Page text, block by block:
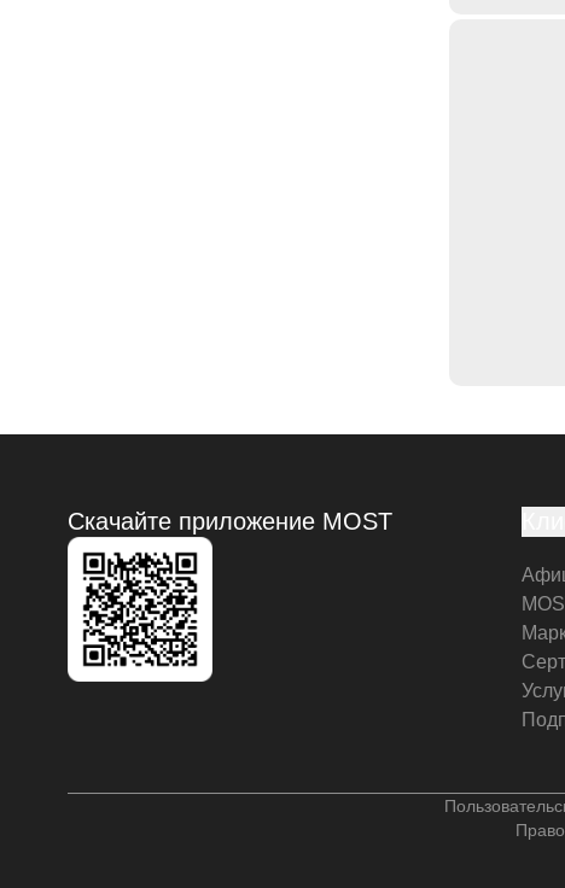
Скачайте приложение MOST